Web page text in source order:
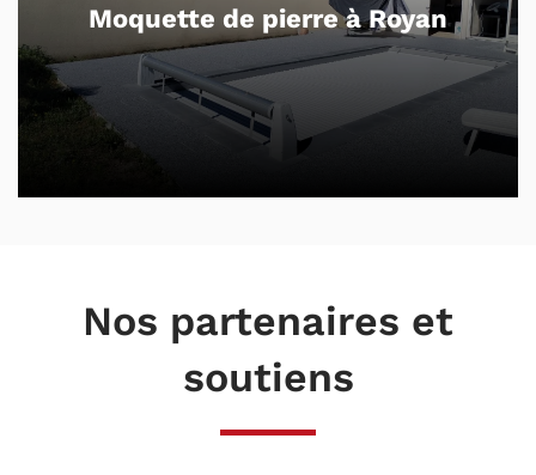
à Royan
Nos partenaires et
soutiens